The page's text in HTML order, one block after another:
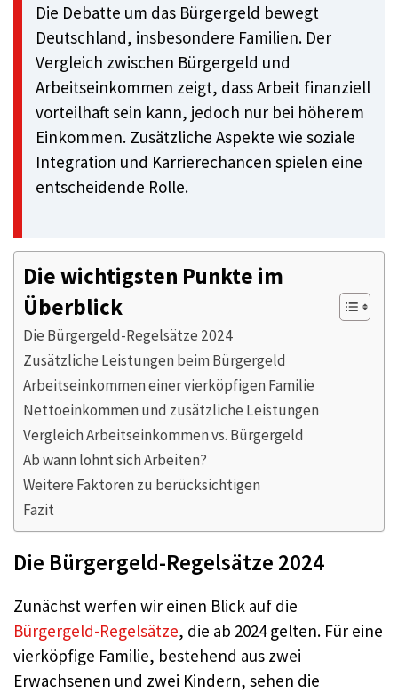
Die Debatte um das Bürgergeld bewegt
Deutschland, insbesondere Familien. Der
Vergleich zwischen Bürgergeld und
Arbeitseinkommen zeigt, dass Arbeit finanziell
vorteilhaft sein kann, jedoch nur bei höherem
Einkommen. Zusätzliche Aspekte wie soziale
Integration und Karrierechancen spielen eine
entscheidende Rolle.
Die wichtigsten Punkte im
Überblick
Die Bürgergeld-Regelsätze 2024
Zusätzliche Leistungen beim Bürgergeld
Arbeitseinkommen einer vierköpfigen Familie
Nettoeinkommen und zusätzliche Leistungen
Vergleich Arbeitseinkommen vs. Bürgergeld
Ab wann lohnt sich Arbeiten?
Weitere Faktoren zu berücksichtigen
Fazit
Die Bürgergeld-Regelsätze 2024
Zunächst werfen wir einen Blick auf die
Bürgergeld-Regelsätze, die ab 2024 gelten. Für eine
vierköpfige Familie, bestehend aus zwei
Erwachsenen und zwei Kindern, sehen die